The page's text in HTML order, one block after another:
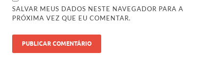
SALVAR MEUS DADOS NESTE NAVEGADOR PARA A
PRÓXIMA VEZ QUE EU COMENTAR.